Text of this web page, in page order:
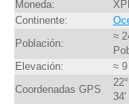
Moneda:
Continente:
Población:
≈
Elevación:
≈
Coordenadas GPS
34'